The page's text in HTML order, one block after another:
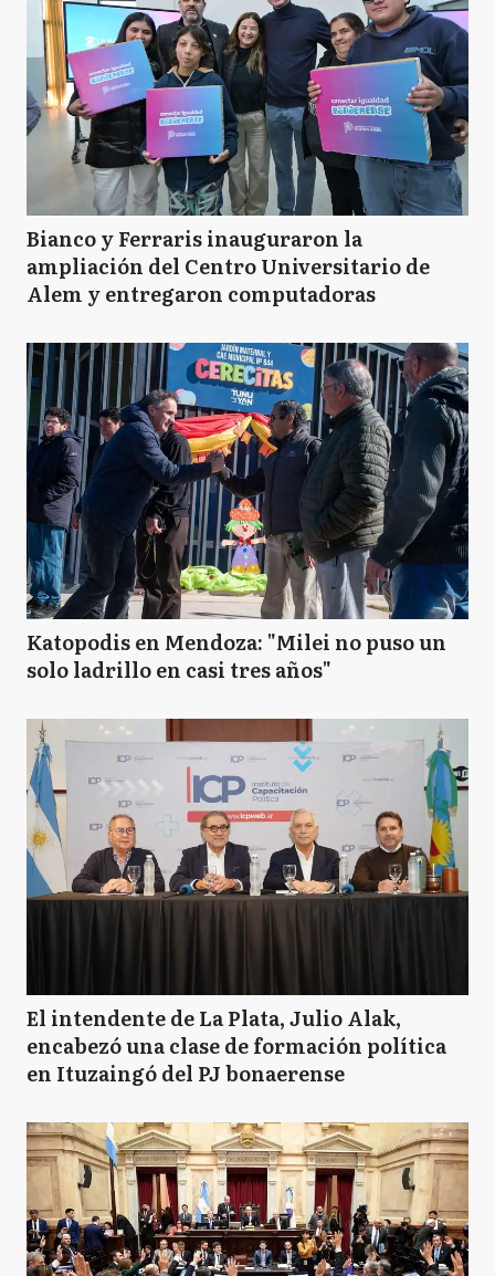
Bianco y Ferraris inauguraron la
ampliación del Centro Universitario de
Alem y entregaron computadoras
Katopodis en Mendoza: "Milei no puso un
solo ladrillo en casi tres años"
El intendente de La Plata, Julio Alak,
encabezó una clase de formación política
en Ituzaingó del PJ bonaerense